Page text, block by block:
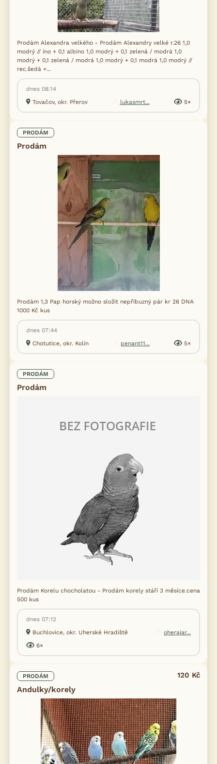
Prodám Alexandra velkého - Prodám Alexandry velké r.26 1,0
modrý // ino + 0,1 albino 1,0 modrý + 0,1 zelená / modrá 1,0
modrý + 0,1 zelená / modrá 1,0 modrý + 0,1 modrá 1,0 modrý //
rec.šedá +...
dnes 08:14
Tovačov, okr. Přerov
lukasmrt... 5×
PRODÁM
Prodám
Prodám 1,3 Pap horský možno složit nepříbuzný pár kr 26 DNA
1000 Kč kus
dnes 07:44
Chotutice, okr. Kolín
penant11... 5×
PRODÁM
Prodám
Prodám Korelu chocholatou - Prodám korely stáří 3 měsíce.cena
500 kus
dnes 07:12
Buchlovice, okr. Uherské Hradiště
oherajar...
6×
PRODÁM
Andulky/korely
120 Kč